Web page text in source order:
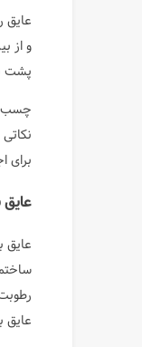
عایق
و از
پشت
برای
عایق
عایق